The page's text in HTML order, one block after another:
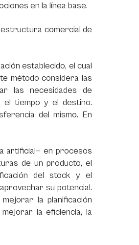
en la línea base.
estructura comercial de
establecido, el cual
método considera las
las necesidades de
el tiempo y el destino.
del mismo. En
artificial— en procesos
de un producto, el
del stock y el
su potencial.
la planificación
la eficiencia, la